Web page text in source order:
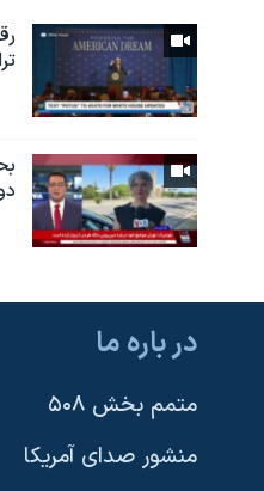
در باره ما
متمم بخش ۵۰۸
منشور صدای آمریکا